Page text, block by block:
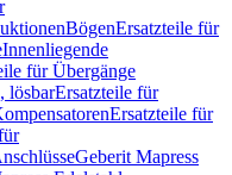
BögenErsatzteile für
Innenliegende
für Übergänge
lösbarErsatzteile für
Ersatzteile für
Geberit Mapress